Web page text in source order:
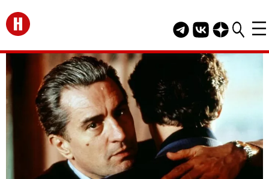
Перейти на главную
Telegram канал
Группа HELLO
Канал